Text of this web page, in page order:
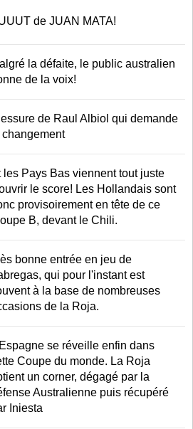
de JUAN MATA!
la défaite, le public australien
de la voix!
de Raul Albiol qui demande
changement
les Pays Bas viennent tout juste
le score! Les Hollandais sont
provisoirement en tête de ce
B, devant le Chili.
bonne entrée en jeu de
qui pour l'instant est
à la base de nombreuses
de la Roja.
se réveille enfin dans
Coupe du monde. La Roja
un corner, dégagé par la
Australienne puis récupéré
Iniesta